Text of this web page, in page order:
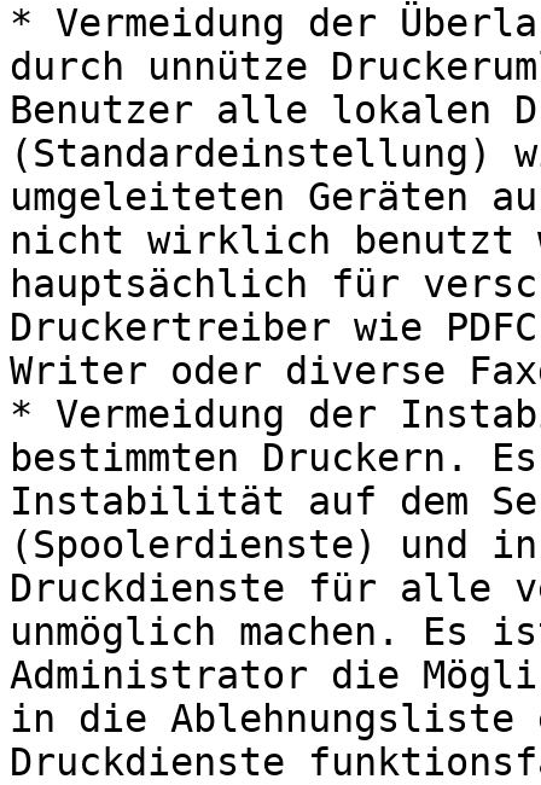
* Vermeidung der
durch unnütze
Benutzer alle lokalen
(Standardeinstellung)
umgeleiteten Geräten
nicht wirklich benutzt
hauptsächlich für
Druckertreiber wie
Writer oder diverse
* Vermeidung der
bestimmten Druckern.
Instabilität auf dem
(Spoolerdienste) und
Druckdienste für alle
unmöglich machen.
Administrator die
in die Ablehnungsliste
Druckdienste